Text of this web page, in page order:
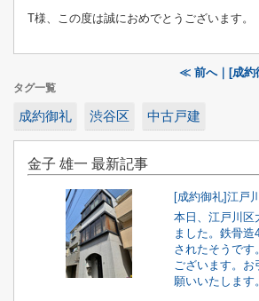
T様、この度は誠におめでとうございます。
≪ 前へ｜[成約
タグ一覧
成約御礼 渋谷区 中古戸建
金子 雄一 最新記事
[成約御礼]江戸
本日、江戸川区
ました。鉄骨
されたそうで
ございます。お
願いいたします。